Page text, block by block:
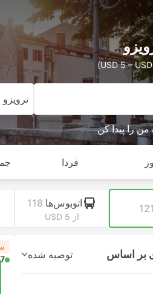
ترویزو
من را پیدا کن
فردا
121 اتوبوس‌ها 118
از USD 5
بر اساس توصیه شده